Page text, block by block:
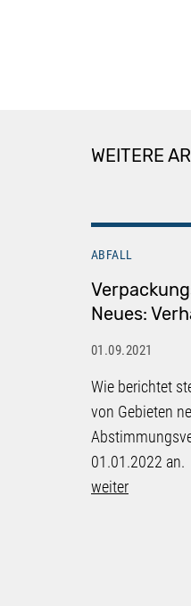
WEITERE
ABFALL
Neues:
01.09.2021
Wie berichtet
von Gebieten
01.01.2022 an.
weiter